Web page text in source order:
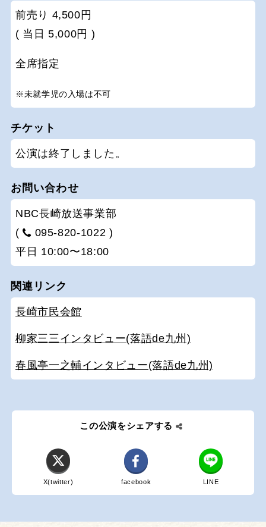
前売り 4,500円
( 当日 5,000円 )
全席指定
※未就学児の入場は不可
チケット
公演は終了しました。
お問い合わせ
NBC長崎放送事業部
(
095-820-1022 )
平日 10:00〜18:00
関連リンク
長崎市民会館
柳家三三インタビュー(落語de九州)
春風亭一之輔インタビュー(落語de九州)
この公演をシェアする
X(twitter) facebook LINE